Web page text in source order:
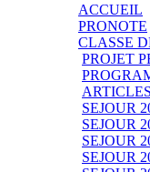
ACCUEIL
PRONOTE
CLASSE
PROJET
SEJOUR
SEJOUR
SEJOUR
SEJOUR